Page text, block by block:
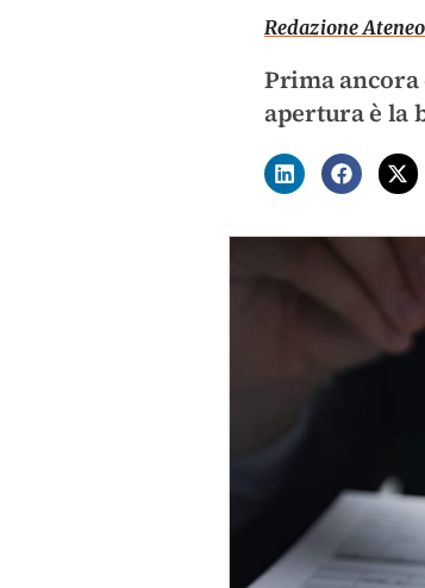
Redazione
Prima ancora
apertura è la